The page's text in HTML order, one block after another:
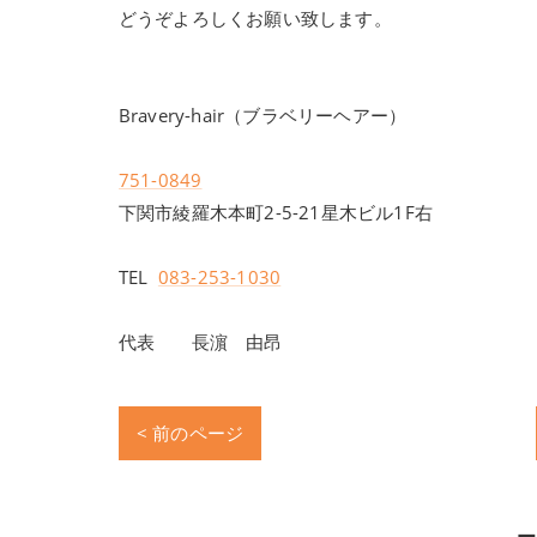
どうぞよろしくお願い致します。
Bravery-hair（ブラベリーヘアー）
751-0849
下関市綾羅木本町2-5-21星木ビル1F右
TEL 083-253-1030
代表 長濵 由昂
< 前のページ